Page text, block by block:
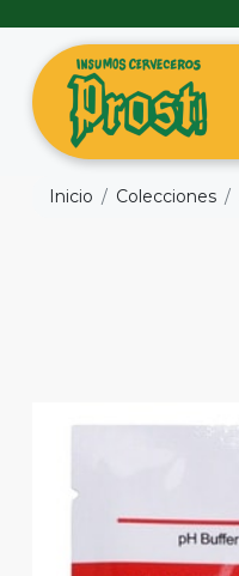
Inicio Colecciones